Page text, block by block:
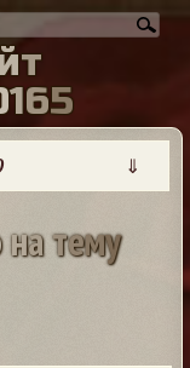
т
165
⇓
натему